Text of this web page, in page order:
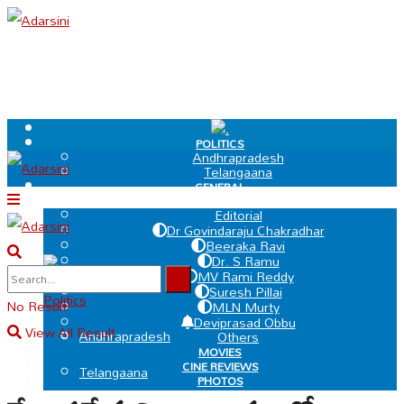
.
POLITICS
Andhrapradesh
Telangaana
GENERAL
Editorial
Dr Govindaraju Chakradhar
Beeraka Ravi
Dr. S Ramu
MV Rami Reddy
Suresh Pillai
MLN Murty
Deviprasad Obbu
Others
MOVIES
CINE REVIEWS
PHOTOS
VIDEOS
.
Politics
Andhrapradesh
Telangaana
No Result
View All Result